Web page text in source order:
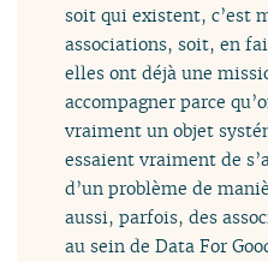
soit qui existent, c’est
associations, soit, en
elles ont déjà une
accompagner parce
vraiment un objet
essaient vraiment de
d’un problème de
aussi, parfois, des
au sein de Data For